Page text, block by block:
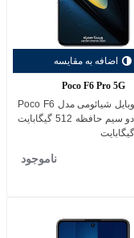
اضافه به مقایسه
Poco F6 Pro 5G
گوشی موبایل شیائومی مدل Poco F6
Pro 5G دو سیم حافظه 512 گیگابایت
ناموجود